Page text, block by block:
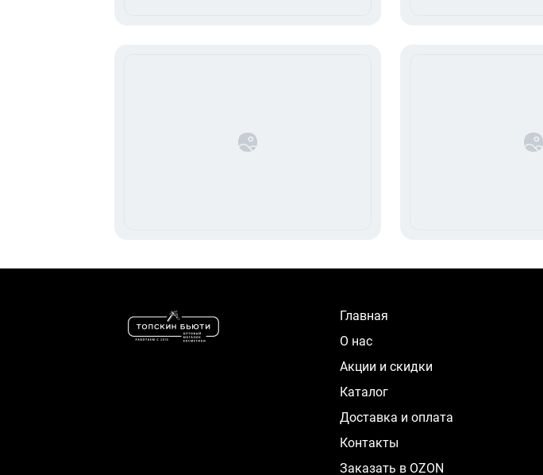
Главная
О нас
Акции и скидки
Каталог
Доставка и оплата
Контакты
Заказать в OZON